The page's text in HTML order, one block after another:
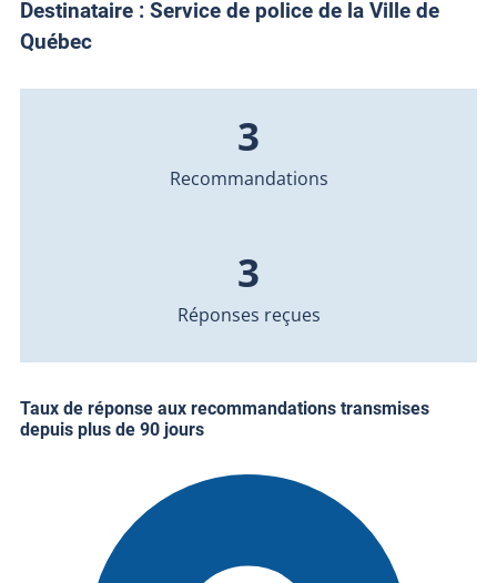
Destinataire :Service de police de la Ville de
Québec
3
Recommandations
3
Réponses reçues
Taux de réponse aux recommandations transmises
depuis plus de 90 jours